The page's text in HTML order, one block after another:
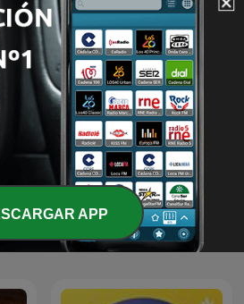
internacionales de Para toda
APP